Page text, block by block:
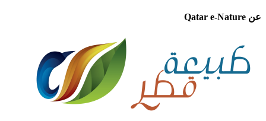
عن Qatar e-Nature